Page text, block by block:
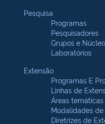
Pesquisa
Programas
Pesquisadores
Grupos e
Laboratórios
Extensão
Programas E
Linhas de
Áreas temáticas
Modalidades
Diretrizes de